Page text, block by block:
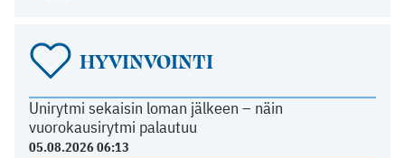
HYVINVOINTI
Unirytmi sekaisin loman jälkeen – näin
vuorokausirytmi palautuu
05.08.2026 06:13